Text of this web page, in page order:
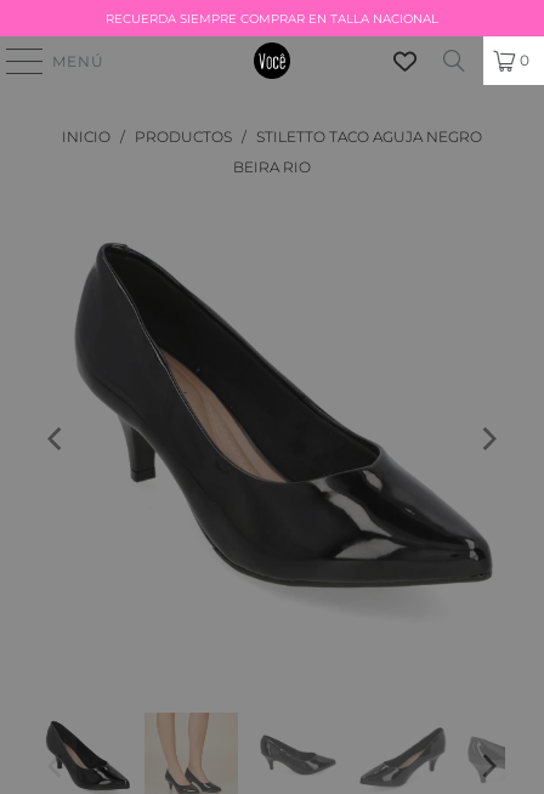
RECUERDA SIEMPRE COMPRAR EN TALLA NACIONAL
MENÚ 0
INICIO / PRODUCTOS / STILETTO TACO AGUJA NEGRO
BEIRA RIO